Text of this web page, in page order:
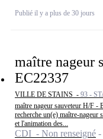
Publié il y a plus de 30 jours
maître nageur
EC22337
VILLE DE STAINS - 93 -
maître nageur sauveteur H/F -
recherche un(e) maître-nageur
et l'animation des...
CDI - Non renseigné